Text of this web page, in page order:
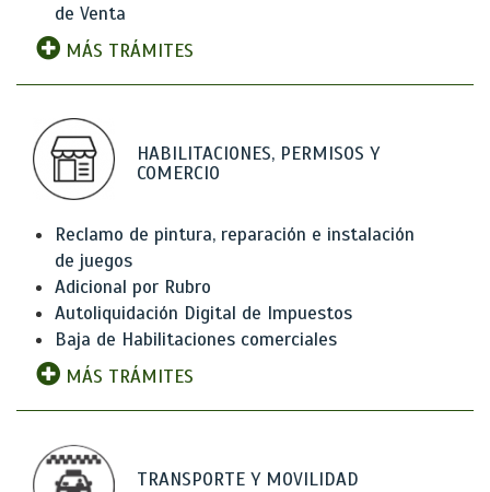
de Venta
MÁS TRÁMITES
HABILITACIONES, PERMISOS Y
COMERCIO
Reclamo de pintura, reparación e instalación
de juegos
Adicional por Rubro
Autoliquidación Digital de Impuestos
Baja de Habilitaciones comerciales
MÁS TRÁMITES
TRANSPORTE Y MOVILIDAD